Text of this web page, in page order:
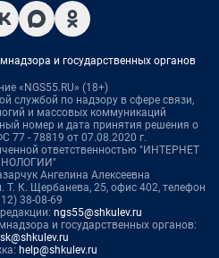
и государственных органов
«NGS55.RU» (18+)
службой по надзору в сфере связи,
и массовых коммуникаций
номер и дата принятия решения о
77 - 78819 от 07.08.2020 г.
ответственностью "ИНТЕРНЕТ
Ангелина Алексеевна
Т. К. Щербанева, 25, офис 402, телефон
38-08-69
ngs55@shkulev.ru
и государственных органов:
help@shkulev.ru